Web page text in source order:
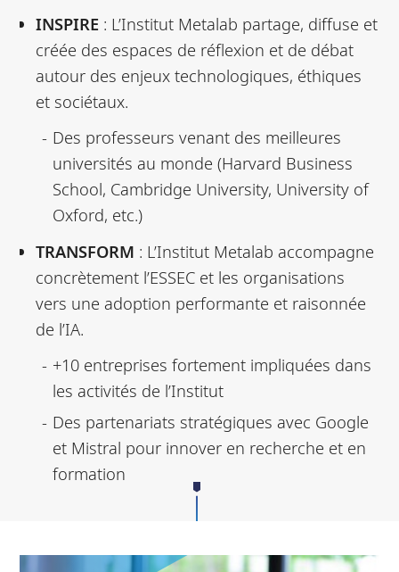
INSPIRE: L’Institut Metalab partage, diffuse et
créée des espaces de réflexion et de débat
autour des enjeux technologiques, éthiques
et sociétaux.
Des professeurs venant des meilleures
universités au monde (Harvard Business
School, Cambridge University, University of
Oxford, etc.)
TRANSFORM : L’Institut Metalab accompagne
concrètement l’ESSEC et les organisations
vers une adoption performante et raisonnée
de l’IA.
+10 entreprises fortement impliquées dans
les activités de l’Institut
Des partenariats stratégiques avec Google
et Mistral pour innover en recherche et en
formation